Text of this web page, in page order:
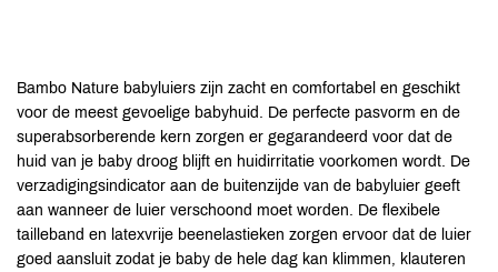
Bambo Nature babyluiers zijn zacht en comfortabel en geschikt
voor de meest gevoelige babyhuid. De perfecte pasvorm en de
superabsorberende kern zorgen er gegarandeerd voor dat de
huid van je baby droog blijft en huidirritatie voorkomen wordt. De
verzadigingsindicator aan de buitenzijde van de babyluier geeft
aan wanneer de luier verschoond moet worden. De flexibele
tailleband en latexvrije beenelastieken zorgen ervoor dat de luier
goed aansluit zodat je baby de hele dag kan klimmen, klauteren